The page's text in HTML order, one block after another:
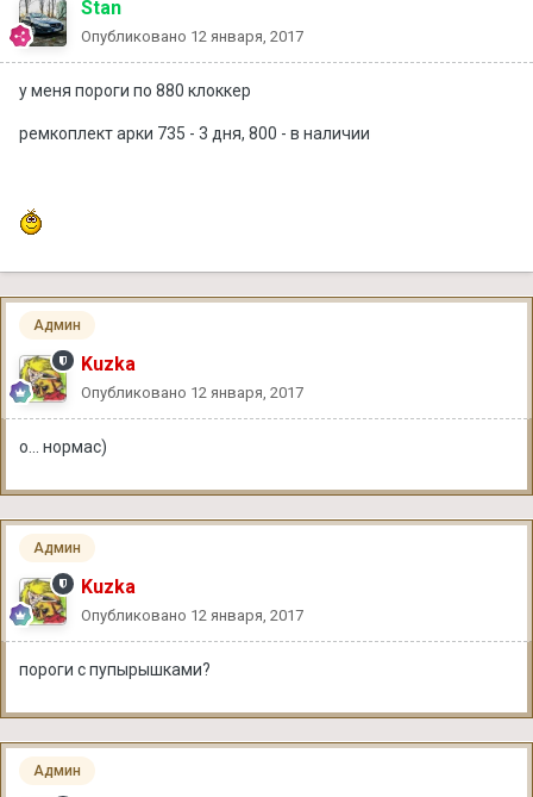
Stan
Опубликовано 12 января, 2017
у меня пороги по 880 клоккер
ремкоплект арки 735 - 3 дня, 800 - в наличии
Админ
Kuzka
Опубликовано 12 января, 2017
о... нормас)
Админ
Kuzka
Опубликовано 12 января, 2017
пороги с пупырышками?
Админ